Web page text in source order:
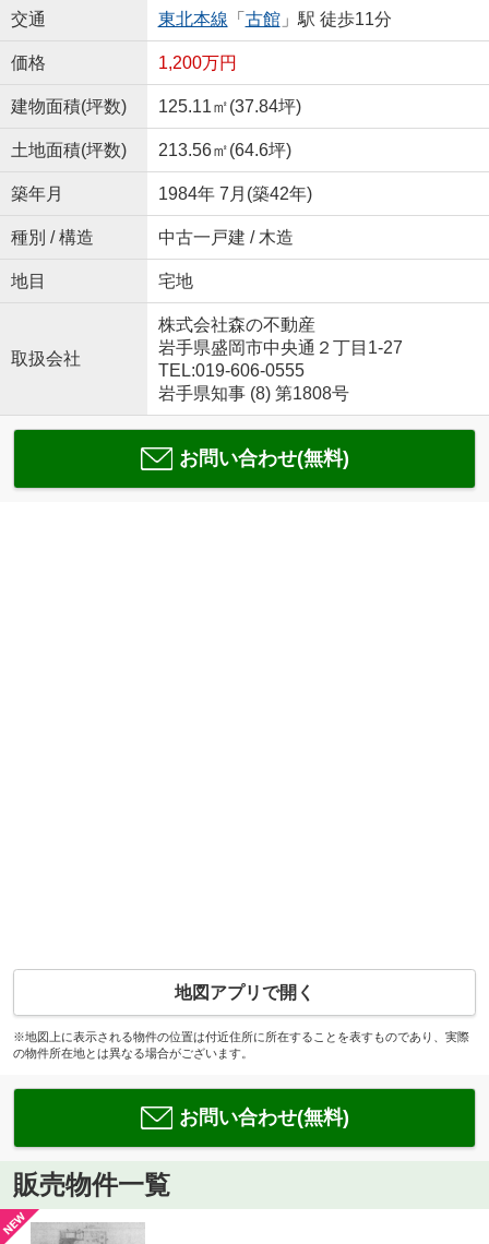
交通 東北本線 「 古館」駅 徒歩11分
価格 1,200万円
建物面積(坪数) 125.11㎡(37.84坪)
土地面積(坪数) 213.56㎡(64.6坪)
築年月 1984年 7月(築42年)
種別 / 構造 中古一戸建 / 木造
地目 宅地
取扱会社
株式会社森の不動産
岩手県盛岡市中央通２丁目1-27
TEL:019-606-0555
岩手県知事 (8) 第1808号
お問い合わせ(無料)
地図アプリで開く
※地図上に表示される物件の位置は付近住所に所在することを表すものであり、実際
の物件所在地とは異なる場合がございます。
お問い合わせ(無料)
販売物件一覧